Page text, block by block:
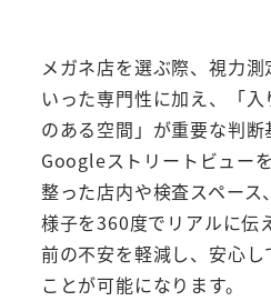
メガネ店を選ぶ際、視力
いった専門性に加え、「
のある空間」が重要な判断
Googleストリートビュー
整った店内や検査スペー
様子を360度でリアルに伝
前の不安を軽減し、安心
ことが可能になります。